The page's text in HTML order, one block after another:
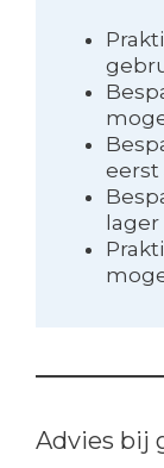
eerst
lager
Advies bij